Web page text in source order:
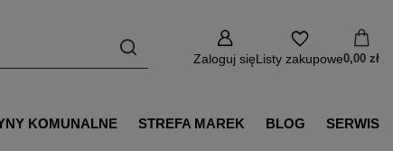
Zaloguj sięListy zakupowe0,00 zł
KOMUNALNE STREFA MAREK BLOG SERWIS